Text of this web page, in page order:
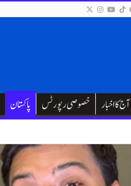
پاکستان خصوصی رپورٹس آج کا اخبار